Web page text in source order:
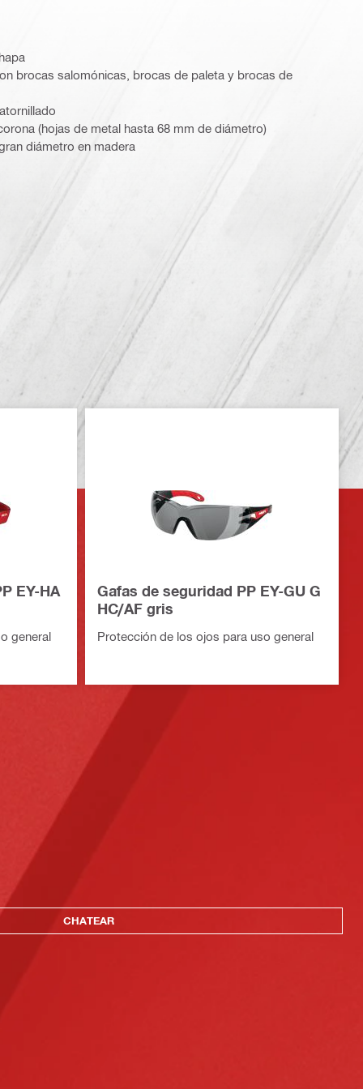
brocas salomónicas, brocas de paleta y brocas de
(hojas de metal hasta 68 mm de diámetro)
diámetro en madera
EY-HA
general
Gafas de seguridad PP EY-GU G
HC/AF gris
Protección de los ojos para uso general
CHATEAR